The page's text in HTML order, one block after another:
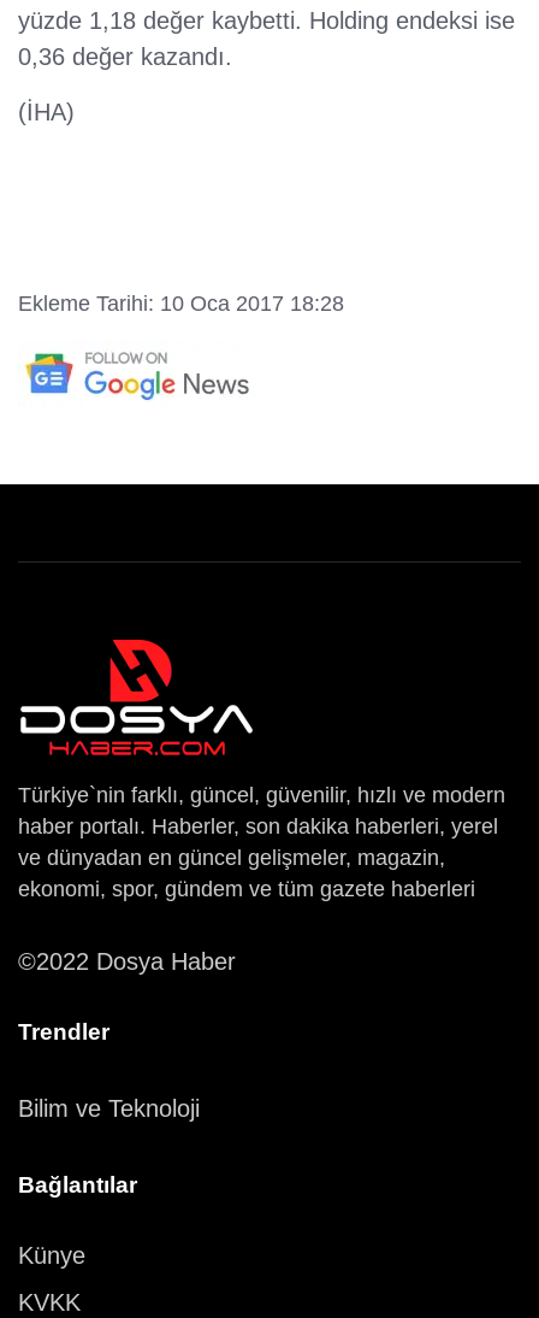
yüzde 1,18 değer kaybetti. Holding endeksi ise
0,36 değer kazandı.
(İHA)
Ekleme Tarihi: 10 Oca 2017 18:28
Türkiye`nin farklı, güncel, güvenilir, hızlı ve modern
haber portalı. Haberler, son dakika haberleri, yerel
ve dünyadan en güncel gelişmeler, magazin,
ekonomi, spor, gündem ve tüm gazete haberleri
©2022 Dosya Haber
Trendler
Bilim ve Teknoloji
Bağlantılar
Künye
KVKK